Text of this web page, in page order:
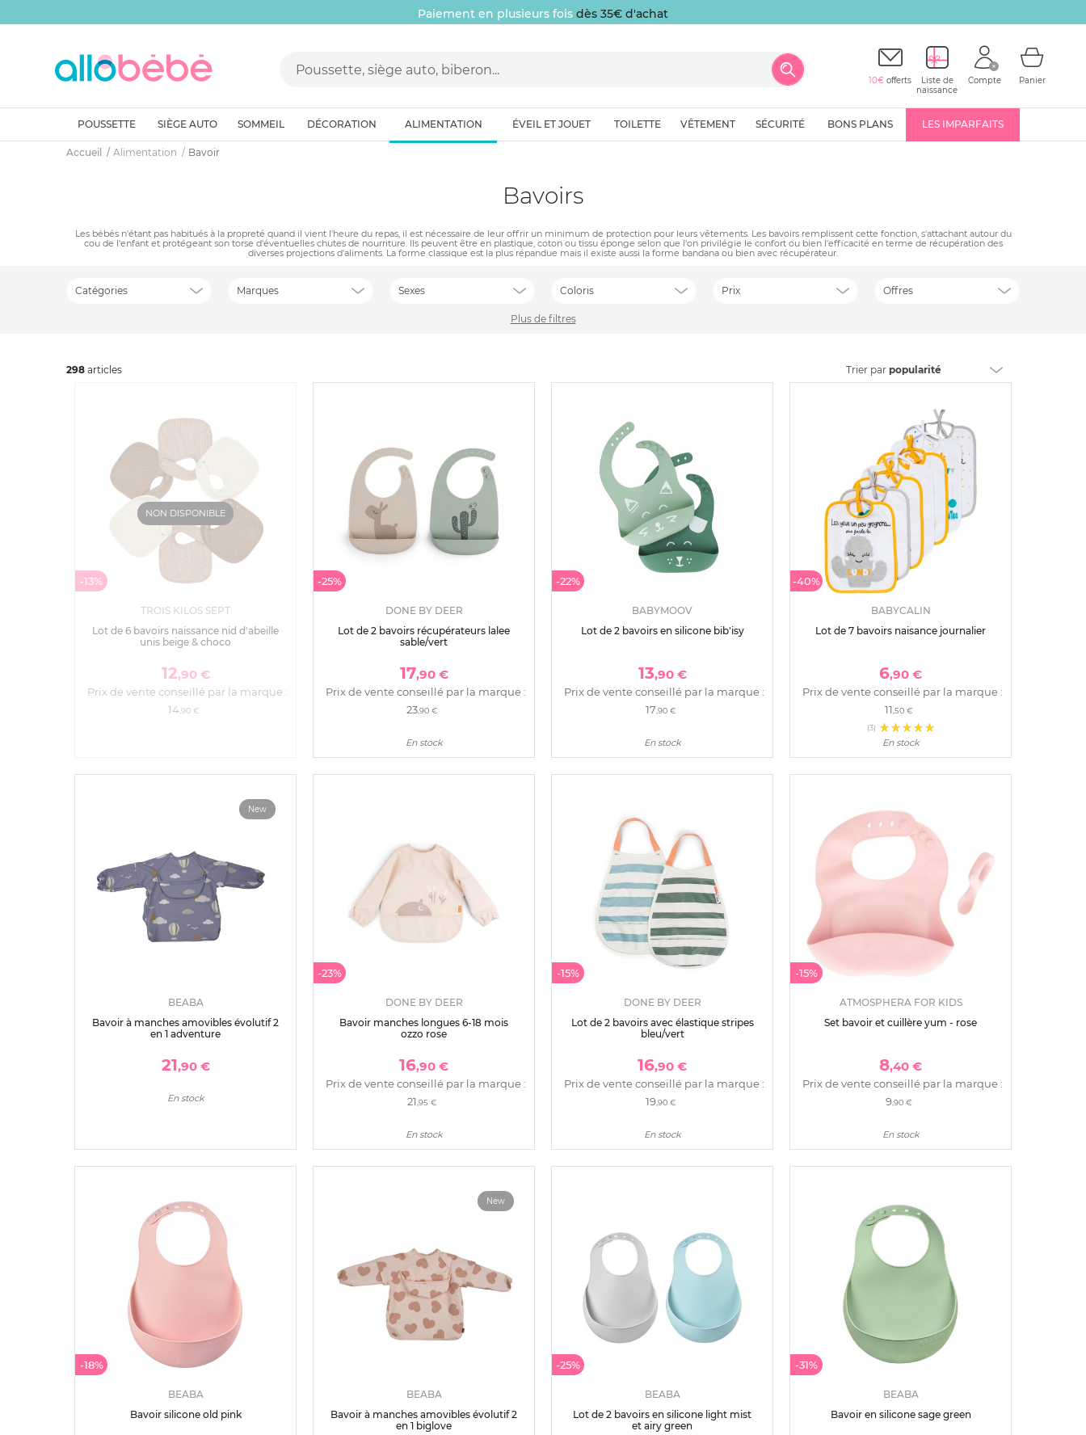
Paiement en plusieurs fois dès 35€ d'achat
10€ offerts
Liste de
naissance
Compte Panier
POUSSETTE SIÈGE AUTO SOMMEIL DÉCORATION ALIMENTATION ÉVEIL ET JOUET TOILETTE VÊTEMENT SÉCURITÉ BONS PLANS LES IMPARFAITS
Accueil Alimentation Bavoir
Bavoirs
Les bébés n'étant pas habitués à la propreté quand il vient l'heure du repas, il est nécessaire de leur offrir un minimum de protection pour leurs vêtements. Les bavoirs remplissent cette fonction, s'attachant autour du
cou de l'enfant et protégeant son torse d'éventuelles chutes de nourriture. Ils peuvent être en plastique, coton ou tissu éponge selon que l'on privilégie le confort ou bien l'efficacité en terme de récupération des
diverses projections d'aliments. La forme classique est la plus répandue mais il existe aussi la forme bandana ou bien avec récupérateur.
Catégories Marques Sexes Coloris Prix Offres
Plus de filtres
298 articles Trier par popularité
NON DISPONIBLE
-13%
TROIS KILOS SEPT
Lot de 6 bavoirs naissance nid d'abeille
unis beige & choco
12,90 €
Prix de vente conseillé par la marque :
14 ,90 €
-25%
DONE BY DEER
Lot de 2 bavoirs récupérateurs lalee
sable/vert
17,90 €
Prix de vente conseillé par la marque :
23,90 €
En stock
-22%
BABYMOOV
Lot de 2 bavoirs en silicone bib'isy
13,90 €
Prix de vente conseillé par la marque :
17 ,90 €
En stock
-40%
BABYCALIN
Lot de 7 bavoirs naisance journalier
6,90 €
Prix de vente conseillé par la marque :
11 ,50 €
(3)
En stock
New
BEABA
Bavoir à manches amovibles évolutif 2
en 1 adventure
21,90 €
En stock
-23%
DONE BY DEER
Bavoir manches longues 6-18 mois
ozzo rose
16,90 €
Prix de vente conseillé par la marque :
21 ,95 €
En stock
-15%
DONE BY DEER
Lot de 2 bavoirs avec élastique stripes
bleu/vert
16,90 €
Prix de vente conseillé par la marque :
19,90 €
En stock
-15%
ATMOSPHERA FOR KIDS
Set bavoir et cuillère yum - rose
8,40 €
Prix de vente conseillé par la marque :
9,90 €
En stock
-18%
BEABA
Bavoir silicone old pink
New
BEABA
Bavoir à manches amovibles évolutif 2
en 1 biglove
-25%
BEABA
Lot de 2 bavoirs en silicone light mist
et airy green
-31%
BEABA
Bavoir en silicone sage green